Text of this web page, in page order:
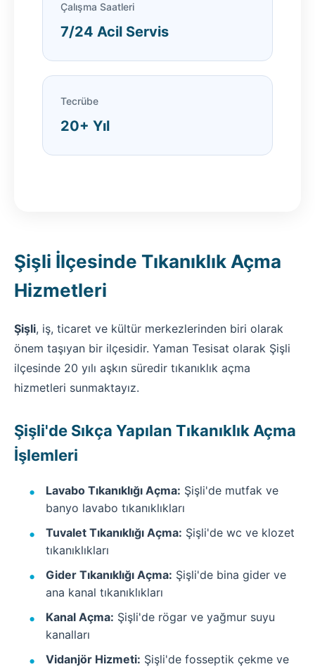
Çalışma Saatleri
7/24 Acil Servis
Tecrübe
20+ Yıl
Şişli İlçesinde Tıkanıklık Açma
Hizmetleri
Şişli, iş, ticaret ve kültür merkezlerinden biri olarak
önem taşıyan bir ilçesidir. Yaman Tesisat olarak Şişli
ilçesinde 20 yılı aşkın süredir tıkanıklık açma
hizmetleri sunmaktayız.
Şişli'de Sıkça Yapılan Tıkanıklık Açma
İşlemleri
Lavabo Tıkanıklığı Açma: Şişli'de mutfak ve
banyo lavabo tıkanıklıkları
Tuvalet Tıkanıklığı Açma: Şişli'de wc ve klozet
tıkanıklıkları
Gider Tıkanıklığı Açma: Şişli'de bina gider ve
ana kanal tıkanıklıkları
Kanal Açma: Şişli'de rögar ve yağmur suyu
kanalları
Vidanjör Hizmeti: Şişli'de fosseptik çekme ve